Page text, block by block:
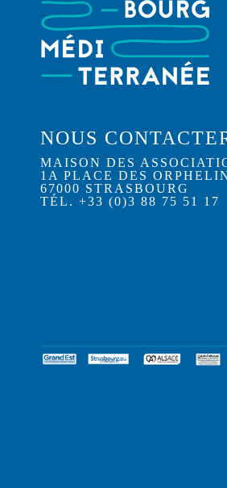
NOUS
MAISON DES
1A PLACE DES
67000 STRASBOURG
TÉL. +33 (0)3 88 75 51 17